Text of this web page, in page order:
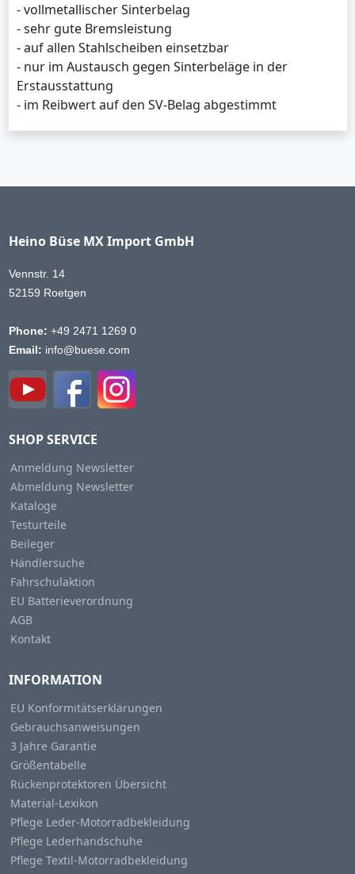
- vollmetallischer Sinterbelag
- sehr gute Bremsleistung
- auf allen Stahlscheiben einsetzbar
- nur im Austausch gegen Sinterbeläge in der
Erstausstattung
- im Reibwert auf den SV-Belag abgestimmt
Heino Büse MX Import GmbH
Vennstr. 14
52159 Roetgen
Phone: +49 2471 1269 0
Email: info@buese.com
SHOP SERVICE
Anmeldung Newsletter
Abmeldung Newsletter
Kataloge
Testurteile
Beileger
Händlersuche
Fahrschulaktion
EU Batterieverordnung
AGB
Kontakt
INFORMATION
EU Konformitätserklärungen
Gebrauchsanweisungen
3 Jahre Garantie
Größentabelle
Rückenprotektoren Übersicht
Material-Lexikon
Pflege Leder-Motorradbekleidung
Pflege Lederhandschuhe
Pflege Textil-Motorradbekleidung